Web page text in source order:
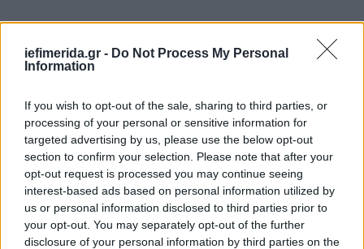
iefimerida.gr - Do Not Process My Personal
Information
If you wish to opt-out of the sale, sharing to third parties, or
processing of your personal or sensitive information for
targeted advertising by us, please use the below opt-out
section to confirm your selection. Please note that after your
opt-out request is processed you may continue seeing
interest-based ads based on personal information utilized by
us or personal information disclosed to third parties prior to
your opt-out. You may separately opt-out of the further
disclosure of your personal information by third parties on the